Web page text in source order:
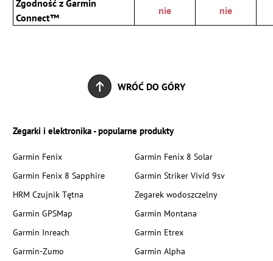
Zgodność z Garmin
Connect™
nie nie
WRÓĆ DO GÓRY
Zegarki i elektronika - popularne produkty
Garmin Fenix
Garmin Fenix 8 Solar
Garmin Fenix 8 Sapphire
Garmin Striker Vivid 9sv
HRM Czujnik Tętna
Zegarek wodoszczelny
Garmin GPSMap
Garmin Montana
Garmin Inreach
Garmin Etrex
Garmin-Zumo
Garmin Alpha